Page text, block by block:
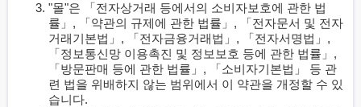
"몰"은 「전자상거래 등에서의 소비자보호에 관한 법
률」, 「약관의 규제에 관한 법률」, 「전자문서 및 전자
거래기본법」, 「전자금융거래법」, 「전자서명법」,
「정보통신망 이용촉진 및 정보보호 등에 관한 법률」,
「방문판매 등에 관한 법률」, 「소비자기본법」 등 관
련 법을 위배하지 않는 범위에서 이 약관을 개정할 수 있
습니다.